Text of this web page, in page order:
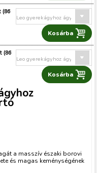
(86
(86
a masszív északi borovi
és magas keménységének